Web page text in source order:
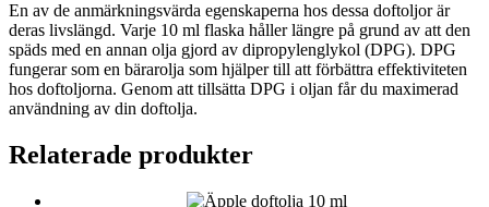
En av de anmärkningsvärda egenskaperna hos dessa doftoljor är
deras livslängd. Varje 10 ml flaska håller längre på grund av att den
späds med en annan olja gjord av dipropylenglykol (DPG). DPG
fungerar som en bärarolja som hjälper till att förbättra effektiviteten
hos doftoljorna. Genom att tillsätta DPG i oljan får du maximerad
användning av din doftolja.
Relaterade produkter